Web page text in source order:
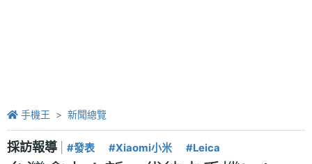
手機王 新聞總覽
採訪報導 #發表 #Xiaomi小米 #Leica